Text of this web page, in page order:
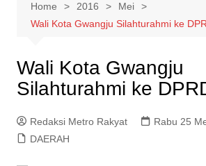
Home 2016
Mei
Wali Kota Gwangju Silahturahmi ke
Wali Kota Gwangju
Silahturahmi ke
Redaksi Metro Rakyat
Rabu 25
DAERAH